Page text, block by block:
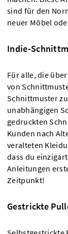
sind für den
neuer Möbel
Indie-
Für alle, die
von
Schnittmuster
unabhängigen
gedruckten
Kunden nach
veralteten
dass du
Anleitungen
Zeitpunkt!
Gestrickte